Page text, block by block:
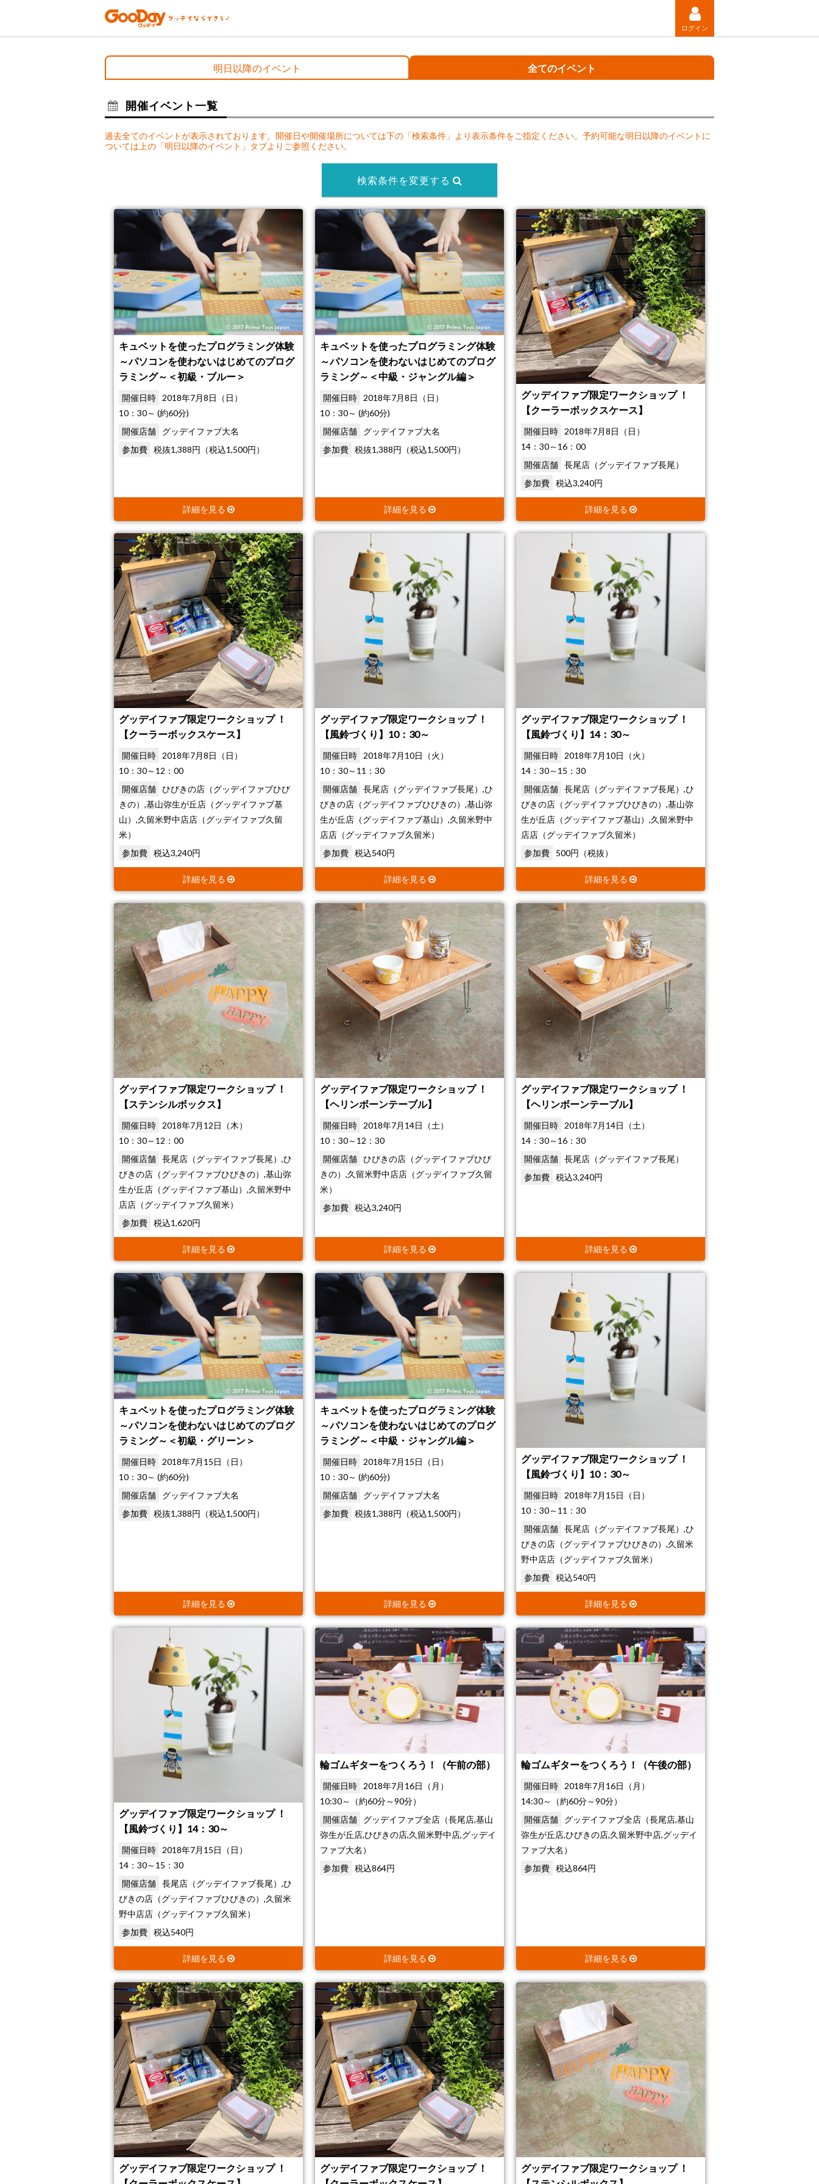
ログイン
明日以降のイベント 全てのイベント
開催イベント一覧
過去全てのイベントが表示されております。開催日や開催場所については下の「検索条件」より表示条件をご指定ください。予約可能な明日以降のイベントに
ついては上の「明日以降のイベント」タブよりご参照ください。
検索条件を変更する
キュベットを使ったプログラミング体験
～パソコンを使わないはじめてのプログ
ラミング～＜初級・ブルー＞
開催日時
2018年7月8日（日）
10：30～ (約60分)
開催店舗
グッデイファブ大名
参加費
税抜1,388円（税込1,500円）
詳細を見る
キュベットを使ったプログラミング体験
～パソコンを使わないはじめてのプログ
ラミング～＜中級・ジャングル編＞
開催日時
2018年7月8日（日）
10：30～ (約60分)
開催店舗
グッデイファブ大名
参加費
税抜1,388円（税込1,500円）
詳細を見る
グッデイファブ限定ワークショップ ！
【クーラーボックスケース】
開催日時
2018年7月8日（日）
14：30～16：00
開催店舗
長尾店（グッデイファブ長尾）
参加費
税込3,240円
詳細を見る
グッデイファブ限定ワークショップ ！
【クーラーボックスケース】
開催日時
2018年7月8日（日）
10：30～12：00
開催店舗
ひびきの店（グッデイファブひび
きの）,基山弥生が丘店（グッデイファブ基
山）,久留米野中店店（グッデイファブ久留
米）
参加費
税込3,240円
詳細を見る
グッデイファブ限定ワークショップ ！
【風鈴づくり】10：30～
開催日時
2018年7月10日（火）
10：30～11：30
開催店舗
長尾店（グッデイファブ長尾）,ひ
びきの店（グッデイファブひびきの）,基山弥
生が丘店（グッデイファブ基山）,久留米野中
店店（グッデイファブ久留米）
参加費
税込540円
詳細を見る
グッデイファブ限定ワークショップ ！
【風鈴づくり】14：30～
開催日時
2018年7月10日（火）
14：30～15：30
開催店舗
長尾店（グッデイファブ長尾）,ひ
びきの店（グッデイファブひびきの）,基山弥
生が丘店（グッデイファブ基山）,久留米野中
店店（グッデイファブ久留米）
参加費
500円（税抜）
詳細を見る
グッデイファブ限定ワークショップ ！
【ステンシルボックス】
開催日時
2018年7月12日（木）
10：30～12：00
開催店舗
長尾店（グッデイファブ長尾）,ひ
びきの店（グッデイファブひびきの）,基山弥
生が丘店（グッデイファブ基山）,久留米野中
店店（グッデイファブ久留米）
参加費
税込1,620円
詳細を見る
グッデイファブ限定ワークショップ ！
【ヘリンボーンテーブル】
開催日時
2018年7月14日（土）
10：30～12：30
開催店舗
ひびきの店（グッデイファブひび
きの）,久留米野中店店（グッデイファブ久留
米）
参加費
税込3,240円
詳細を見る
グッデイファブ限定ワークショップ ！
【ヘリンボーンテーブル】
開催日時
2018年7月14日（土）
14：30～16：30
開催店舗
長尾店（グッデイファブ長尾）
参加費
税込3,240円
詳細を見る
キュベットを使ったプログラミング体験
～パソコンを使わないはじめてのプログ
ラミング～＜初級・グリーン＞
開催日時
2018年7月15日（日）
10：30～ (約60分)
開催店舗
グッデイファブ大名
参加費
税抜1,388円（税込1,500円）
詳細を見る
キュベットを使ったプログラミング体験
～パソコンを使わないはじめてのプログ
ラミング～＜中級・ジャングル編＞
開催日時
2018年7月15日（日）
10：30～ (約60分)
開催店舗
グッデイファブ大名
参加費
税抜1,388円（税込1,500円）
詳細を見る
グッデイファブ限定ワークショップ ！
【風鈴づくり】10：30～
開催日時
2018年7月15日（日）
10：30～11：30
開催店舗
長尾店（グッデイファブ長尾）,ひ
びきの店（グッデイファブひびきの）,久留米
野中店店（グッデイファブ久留米）
参加費
税込540円
詳細を見る
グッデイファブ限定ワークショップ ！
【風鈴づくり】14：30～
開催日時
2018年7月15日（日）
14：30～15：30
開催店舗
長尾店（グッデイファブ長尾）,ひ
びきの店（グッデイファブひびきの）,久留米
野中店店（グッデイファブ久留米）
参加費
税込540円
詳細を見る
輪ゴムギターをつくろう！（午前の部）
開催日時
2018年7月16日（月）
10:30～（約60分～90分）
開催店舗
グッデイファブ全店（長尾店,基山
弥生が丘店,ひびきの店,久留米野中店,グッデイ
ファブ大名）
参加費
税込864円
詳細を見る
輪ゴムギターをつくろう！（午後の部）
開催日時
2018年7月16日（月）
14:30～（約60分～90分）
開催店舗
グッデイファブ全店（長尾店,基山
弥生が丘店,ひびきの店,久留米野中店,グッデイ
ファブ大名）
参加費
税込864円
詳細を見る
グッデイファブ限定ワークショップ ！
グッデイファブ限定ワークショップ ！
グッデイファブ限定ワークショップ ！